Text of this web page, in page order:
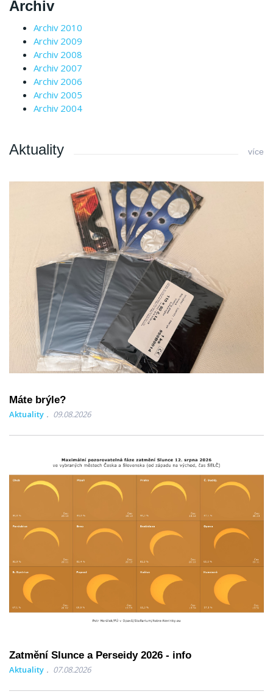
Archiv
Archiv 2010
Archiv 2009
Archiv 2008
Archiv 2007
Archiv 2006
Archiv 2005
Archiv 2004
Aktuality více
Máte brýle?
Aktuality 09.08.2026
Zatmění Slunce a Perseidy 2026 - info
Aktuality 07.08.2026